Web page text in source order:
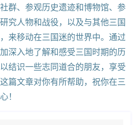
群、参观历史遗迹和博物馆、参
究人物和战役，以及与其他三国
来移动在三国迷的世界中。通过
深入地了解和感受三国时期的历
结识一些志同道合的朋友，享受
篇文章对你有所帮助，祝你在三
！